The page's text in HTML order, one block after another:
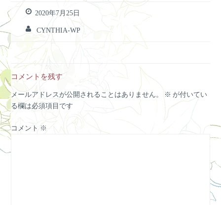
2020年7月25日
CYNTHIA-WP
コメントを残す
メールアドレスが公開されることはありません。 ※ が付いてい
る欄は必須項目です
コメント ※